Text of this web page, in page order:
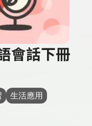
會話下冊
生活應用